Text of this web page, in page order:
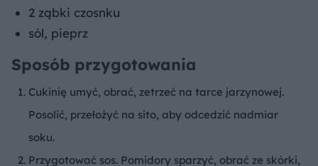
2 ząbki czosnku
sól, pieprz
Sposób przygotowania
Cukinię umyć, obrać, zetrzeć na tarce jarzynowej.
Posolić, przełożyć na sito, aby odcedzić nadmiar
soku.
Przygotować sos. Pomidory sparzyć, obrać ze skórki,